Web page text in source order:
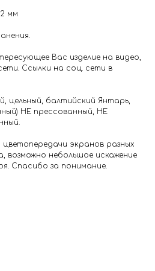
мм
Вас изделие на видео,
Ссылки на соц. сети в
цельный, балтийский Янтарь,
НЕ прессованный, НЕ
цветопередачи экранов разных
возможно небольшое искажение
Спасибо за понимание.